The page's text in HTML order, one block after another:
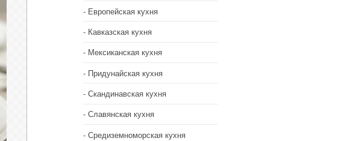
Европейская кухня
Кавказская кухня
Мексиканская кухня
Придунайская кухня
Скандинавская кухня
Славянская кухня
Средиземноморская кухня